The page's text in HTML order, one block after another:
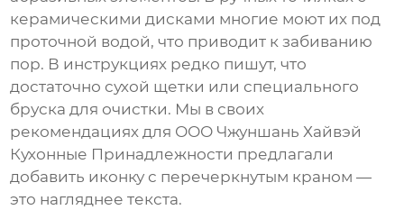
керамическими дисками многие моют их под
проточной водой, что приводит к забиванию
пор. В инструкциях редко пишут, что
достаточно сухой щетки или специального
бруска для очистки. Мы в своих
рекомендациях для ООО Чжуншань Хайвэй
Кухонные Принадлежности предлагали
добавить иконку с перечеркнутым краном —
это нагляднее текста.